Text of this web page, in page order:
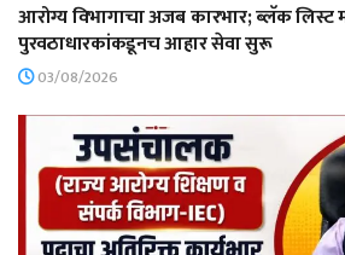
आरोग्य विभागाचा अजब कारभार; ब्लॅक लिस्ट
पुरवठाधारकांकडूनच आहार सेवा सुरू
03/08/2026